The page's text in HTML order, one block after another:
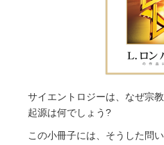
サイエントロジーは、なぜ宗
起源は何でしょう?
この小冊子には、そうした問